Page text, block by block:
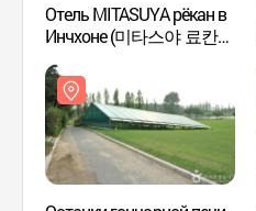
Отель MITASUYA рёкан в
Инчхоне (미타스야 료칸